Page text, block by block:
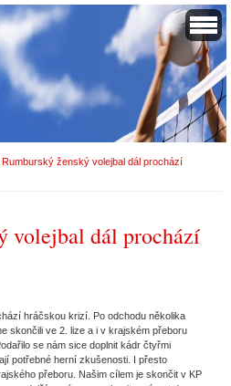
Rumburský ženský volejbal dál prochází
volejbal dál prochází
hráčskou krizí. Po odchodu několika
skončili ve 2. lize a i v krajském přeboru
se nám sice doplnit kádr čtyřmi
potřebné herní zkušenosti. I přesto
přeboru. Našim cílem je skončit v KP